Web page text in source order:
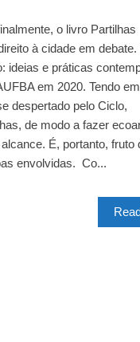
o livro Partilhas
à cidade em
ideias e práticas
em 2020. Tendo
despertado pelo Ciclo,
de modo a fazer
É, portanto, fruto
envolvidas. Co...